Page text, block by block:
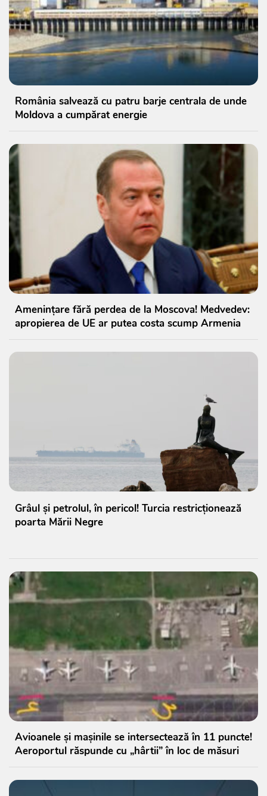
România salvează cu patru barje centrala de unde
Moldova a cumpărat energie
Amenințare fără perdea de la Moscova! Medvedev:
apropierea de UE ar putea costa scump Armenia
Grâul și petrolul, în pericol! Turcia restricționează
poarta Mării Negre
Avioanele și mașinile se intersectează în 11 puncte!
Aeroportul răspunde cu „hârtii” în loc de măsuri